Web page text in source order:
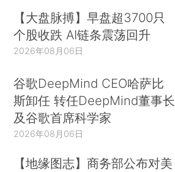
【大盘脉搏】早盘超3700只
个股收跌 AI链条震荡回升
2026年08月06日
谷歌DeepMind CEO哈萨比
斯卸任 转任DeepMind董事长
及谷歌首席科学家
2026年08月06日
【地缘图志】商务部公布对美